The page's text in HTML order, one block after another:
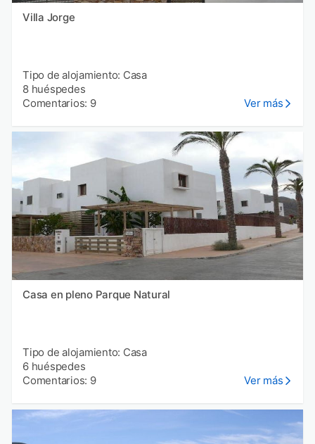
Villa Jorge
Tipo de alojamiento: Casa
8 huéspedes
Comentarios: 9
Ver más
Casa en pleno Parque Natural
Tipo de alojamiento: Casa
6 huéspedes
Comentarios: 9
Ver más